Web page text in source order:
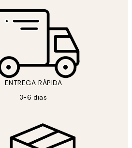
ENTREGA RÁPIDA
3-6 dias